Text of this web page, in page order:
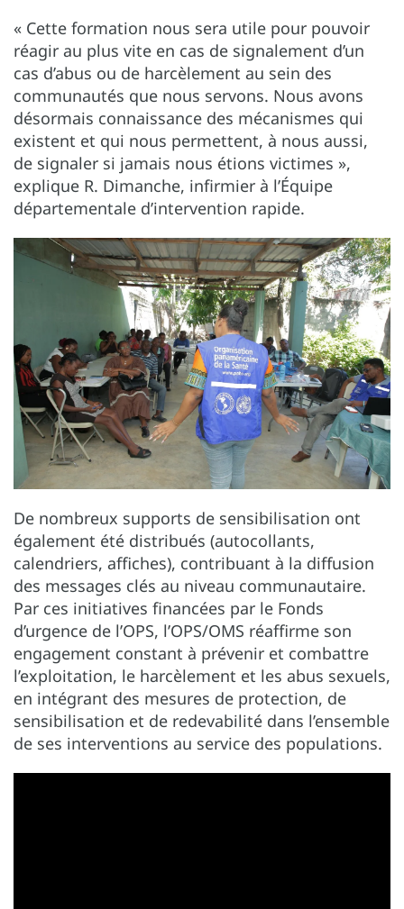
« Cette formation nous sera utile pour pouvoir
réagir au plus vite en cas de signalement d’un
cas d’abus ou de harcèlement au sein des
communautés que nous servons. Nous avons
désormais connaissance des mécanismes qui
existent et qui nous permettent, à nous aussi,
de signaler si jamais nous étions victimes »,
explique R. Dimanche, infirmier à l’Équipe
départementale d’intervention rapide.
De nombreux supports de sensibilisation ont
également été distribués (autocollants,
calendriers, affiches), contribuant à la diffusion
des messages clés au niveau communautaire.
Par ces initiatives financées par le Fonds
d’urgence de l’OPS, l’OPS/OMS réaffirme son
engagement constant à prévenir et combattre
l’exploitation, le harcèlement et les abus sexuels,
en intégrant des mesures de protection, de
sensibilisation et de redevabilité dans l’ensemble
de ses interventions au service des populations.